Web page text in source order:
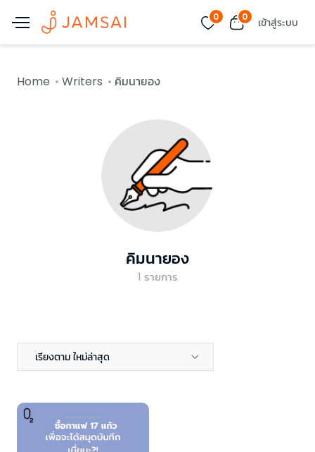
0 0 เข้าสู่ระบบ
Home Writers คิมนายอง
คิมนายอง
1 รายการ
เรียงตาม ใหม่ล่าสุด